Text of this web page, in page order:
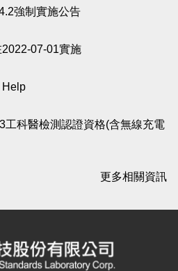
強制實施公告
07-01實施
Help
科醫檢測認證資格(含無線充電
更多相關資訊